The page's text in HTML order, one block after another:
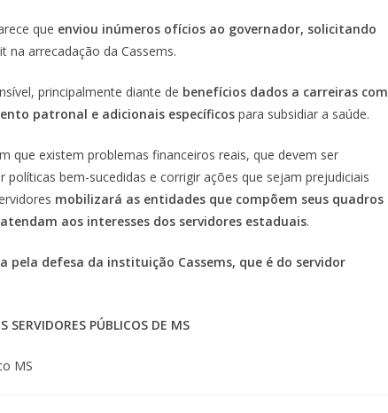
que enviou inúmeros ofícios ao governador, solicitando
na arrecadação da Cassems.
principalmente diante de benefícios dados a carreiras com
patronal e adicionais específicos para subsidiar a saúde.
que existem problemas financeiros reais, que devem ser
bem-sucedidas e corrigir ações que sejam prejudiciais
mobilizará as entidades que compõem seus quadros
aos interesses dos servidores estaduais.
pela defesa da instituição Cassems, que é do servidor
SERVIDORES PÚBLICOS DE MS
MS